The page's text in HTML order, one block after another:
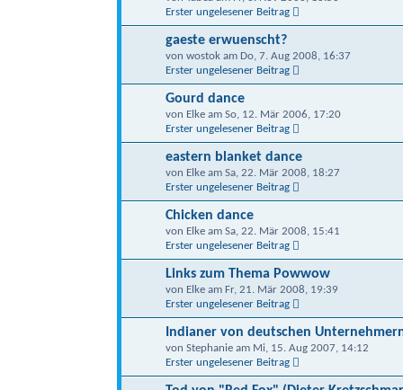
Erster ungelesener Beitrag
gaeste erwuenscht?
von wostok am Do, 7. Aug 2008, 16:37
Erster ungelesener Beitrag
Gourd dance
von Elke am So, 12. Mär 2006, 17:20
Erster ungelesener Beitrag
eastern blanket dance
von Elke am Sa, 22. Mär 2008, 18:27
Erster ungelesener Beitrag
Chicken dance
von Elke am Sa, 22. Mär 2008, 15:41
Erster ungelesener Beitrag
Links zum Thema Powwow
von Elke am Fr, 21. Mär 2008, 19:39
Erster ungelesener Beitrag
Indianer von deutschen
von Stephanie am Mi, 15. Aug 2007, 14:12
Erster ungelesener Beitrag